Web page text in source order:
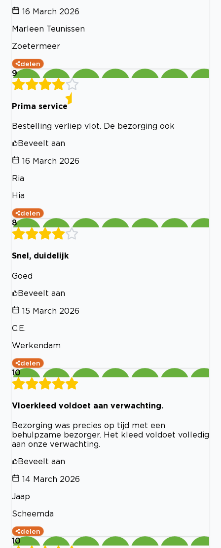
16 March 2026
Marleen Teunissen
Zoetermeer
delen
9
Prima service
Bestelling verliep vlot. De bezorging ook
Beveelt aan
16 March 2026
Ria
Hia
delen
8
Snel, duidelijk
Goed
Beveelt aan
15 March 2026
C.E.
Werkendam
delen
10
Vloerkleed voldoet aan verwachting.
Bezorging was precies op tijd met een
behulpzame bezorger. Het kleed voldoet volledig
aan onze verwachting.
Beveelt aan
14 March 2026
Jaap
Scheemda
delen
10